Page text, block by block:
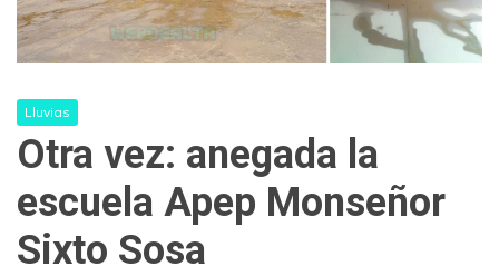
Lluvias
Otra vez: anegada la
escuela Apep Monseñor
Sixto Sosa